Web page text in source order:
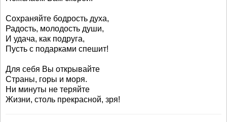
Сохраняйте бодрость духа,
Радость, молодость души,
И удача, как подруга,
Пусть с подарками спешит!
Для себя Вы открывайте
Страны, горы и моря.
Ни минуты не теряйте
Жизни, столь прекрасной, зря!